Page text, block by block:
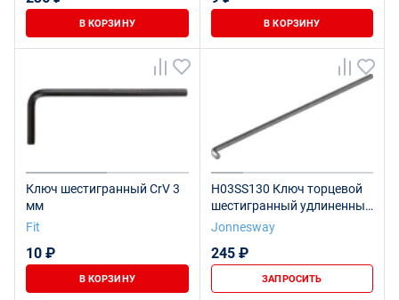
В КОРЗИНУ В КОРЗИНУ
Ключ шестигранный CrV 3
мм
Fit
10 ₽
В КОРЗИНУ
H03SS130 Ключ торцевой
шестигранный удлиненный
для труднодоступных мест,
Jonnesway
245 ₽
ЗАПРОСИТЬ